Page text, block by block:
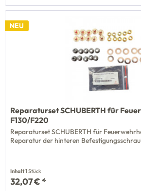
NEU
Reparaturset SCHUBERTH für
F130/F220
Reparaturset SCHUBERTH für
Reparatur der hinteren
Inhalt1 Stück
32,07 € *